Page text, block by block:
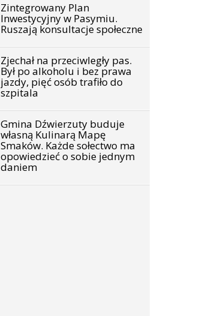
Zintegrowany Plan
Inwestycyjny w Pasymiu.
Ruszają konsultacje społeczne
Zjechał na przeciwległy pas.
Był po alkoholu i bez prawa
jazdy, pięć osób trafiło do
szpitala
Gmina Dźwierzuty buduje
własną Kulinarą Mapę
Smaków. Każde sołectwo ma
opowiedzieć o sobie jednym
daniem